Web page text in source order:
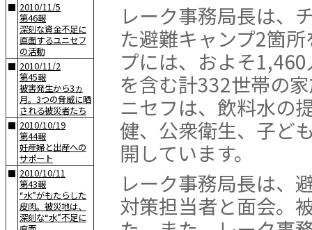
■ 2010/11/5
第46報
深刻な資金不足に
直面するユニセフ
の活動
■ 2010/11/2
第45報
被害発生から3ヵ
月。3つの脅威に晒
される被災者たち
■ 2010/10/19
第44報
妊産婦と出産への
サポート
■ 2010/10/11
第43報
“水”がもたらした
皮肉。被災地は、
深刻な“水”不足に
レーク事務局長は、
た避難キャンプ2箇
プには、およそ
を含む計332世帯の
ニセフは、飲料水の
健、公衆衛生、子ど
開しています。
レーク事務局長は、
対策担当者と面会。